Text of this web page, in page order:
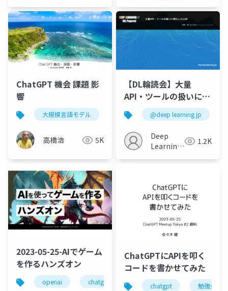
ChatGPT 機会 課題 影
響
大規模言語モデル chatgpt 生成ai 商業
高橋浩 5K
【DL輪読会】大量
API・ツールの扱いに特
化したLLM@deep learning jp
Deep
Learning
1.2K
2023-05-25-AIでゲーム
を作るハンズオン
openai chatgpt ゲーム
ChatGPTにAPIを叩く
コードを書かせてみた
chatgpt 勉強会